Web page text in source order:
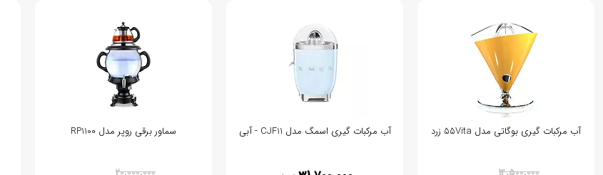
آب مرکبات گیری بوگاتی مدل 55Vita زرد آب مرکبات گیری اسمگ مدل CJF11 - آبی سماور برقی روپر مدل RP1100